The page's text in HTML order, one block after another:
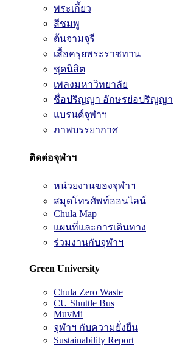
พระเกี้ยว
สีชมพู
ต้นจามจุรี
เสื้อครุยพระราชทาน
ชุดนิสิต
เพลงมหาวิทยาลัย
ชื่อปริญญา อักษรย่อปริญญา
แบรนด์จุฬาฯ
ภาพบรรยากาศ
ติดต่อจุฬาฯ
หน่วยงานของจุฬาฯ
สมุดโทรศัพท์ออนไลน์
Chula Map
แผนที่และการเดินทาง
ร่วมงานกับจุฬาฯ
Green University
Chula Zero Waste
CU Shuttle Bus
MuvMi
จุฬาฯ กับความยั่งยืน
Sustainability Report